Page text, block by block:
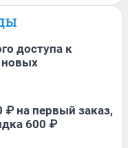
доступа к
новых
₽ на первый заказ,
600 ₽